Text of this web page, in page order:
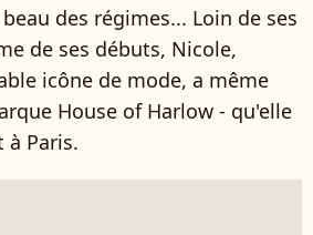
des régimes... Loin de ses
de ses débuts, Nicole,
icône de mode, a même
House of Harlow - qu'elle
Paris.